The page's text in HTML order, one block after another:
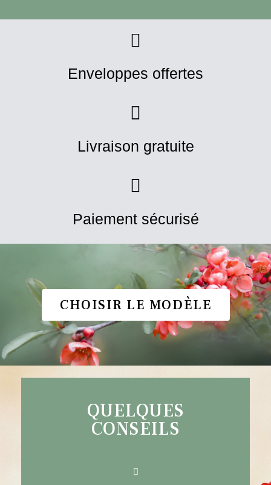
Enveloppes offertes
Livraison gratuite
Paiement sécurisé
CHOISIR LE MODÈLE
QUELQUES
CONSEILS